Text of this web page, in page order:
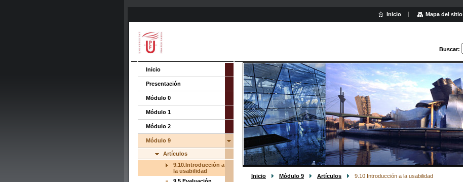
Buscar:
Inicio Módulo 9 Artículos 9.10.Introducción a la usabilidad
Inicio
Presentación
Módulo 0
Módulo 1
Módulo 2
Módulo 9
Artículos
9.10.Introducción a
la usabilidad
Inicio Mapa del sitio